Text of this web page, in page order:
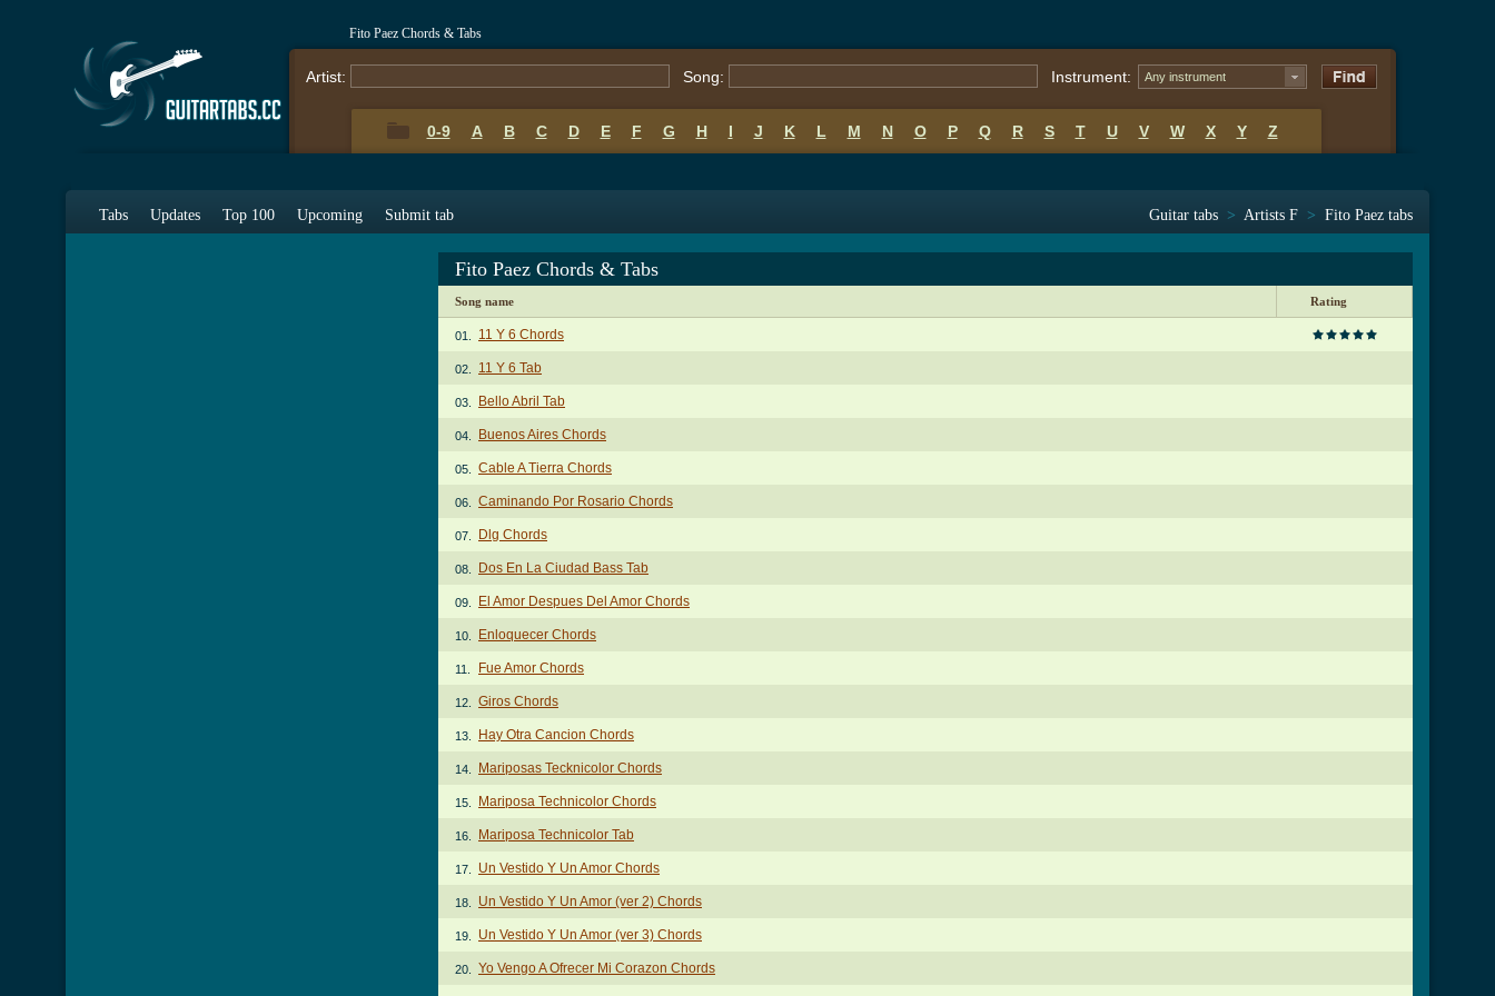
Fito Paez Chords & Tabs
Artist: Song: Instrument: Any instrument
0-9 A B C D E F G H I J K L M N O P Q R S T U V W X Y Z
Tabs Updates Top 100 Upcoming Submit tab Guitar tabs > Artists F > Fito Paez tabs
Fito Paez Chords & Tabs
Song name Rating
01. 11 Y 6 Chords
02. 11 Y 6 Tab
03. Bello Abril Tab
04. Buenos Aires Chords
05. Cable A Tierra Chords
06. Caminando Por Rosario Chords
07. Dlg Chords
08. Dos En La Ciudad Bass Tab
09. El Amor Despues Del Amor Chords
10. Enloquecer Chords
11. Fue Amor Chords
12. Giros Chords
13. Hay Otra Cancion Chords
14. Mariposas Tecknicolor Chords
15. Mariposa Technicolor Chords
16. Mariposa Technicolor Tab
17. Un Vestido Y Un Amor Chords
18. Un Vestido Y Un Amor (ver 2) Chords
19. Un Vestido Y Un Amor (ver 3) Chords
20. Yo Vengo A Ofrecer Mi Corazon Chords